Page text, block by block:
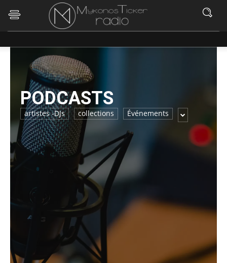
PODCASTS
artistes -DJs collections Événements